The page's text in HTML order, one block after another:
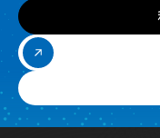
內部作業程序、蒐集各
努力，逐一強化永續根
證，為我們初次得牌取得佳績。 本次榮獲
Awards：永續治理獎》
未來我們將持續於永續